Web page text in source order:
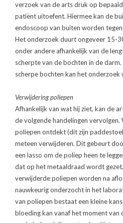
verzoek van de arts druk op
patiënt uitoefent. Hiermee kan de
endoscoop van buiten worden
Het onderzoek duurt ongeveer 15-
onder andere afhankelijk van de
scherpte van de bochten in de
scherpe bochten kan het onderzoek
Verwijdering poliepen
Afhankelijk van wat hij ziet, kan de
de volgende handelingen
poliepen ontdekt (dit zijn
meteen verwijderen. Dit gebeurt
een lasso om de poliep heen te
dat op het metaaldraad wordt
verwijderde poliepen worden na
nauwkeurig onderzocht in het
van poliepen bestaat een kleine
bloeding kan vanaf het moment van